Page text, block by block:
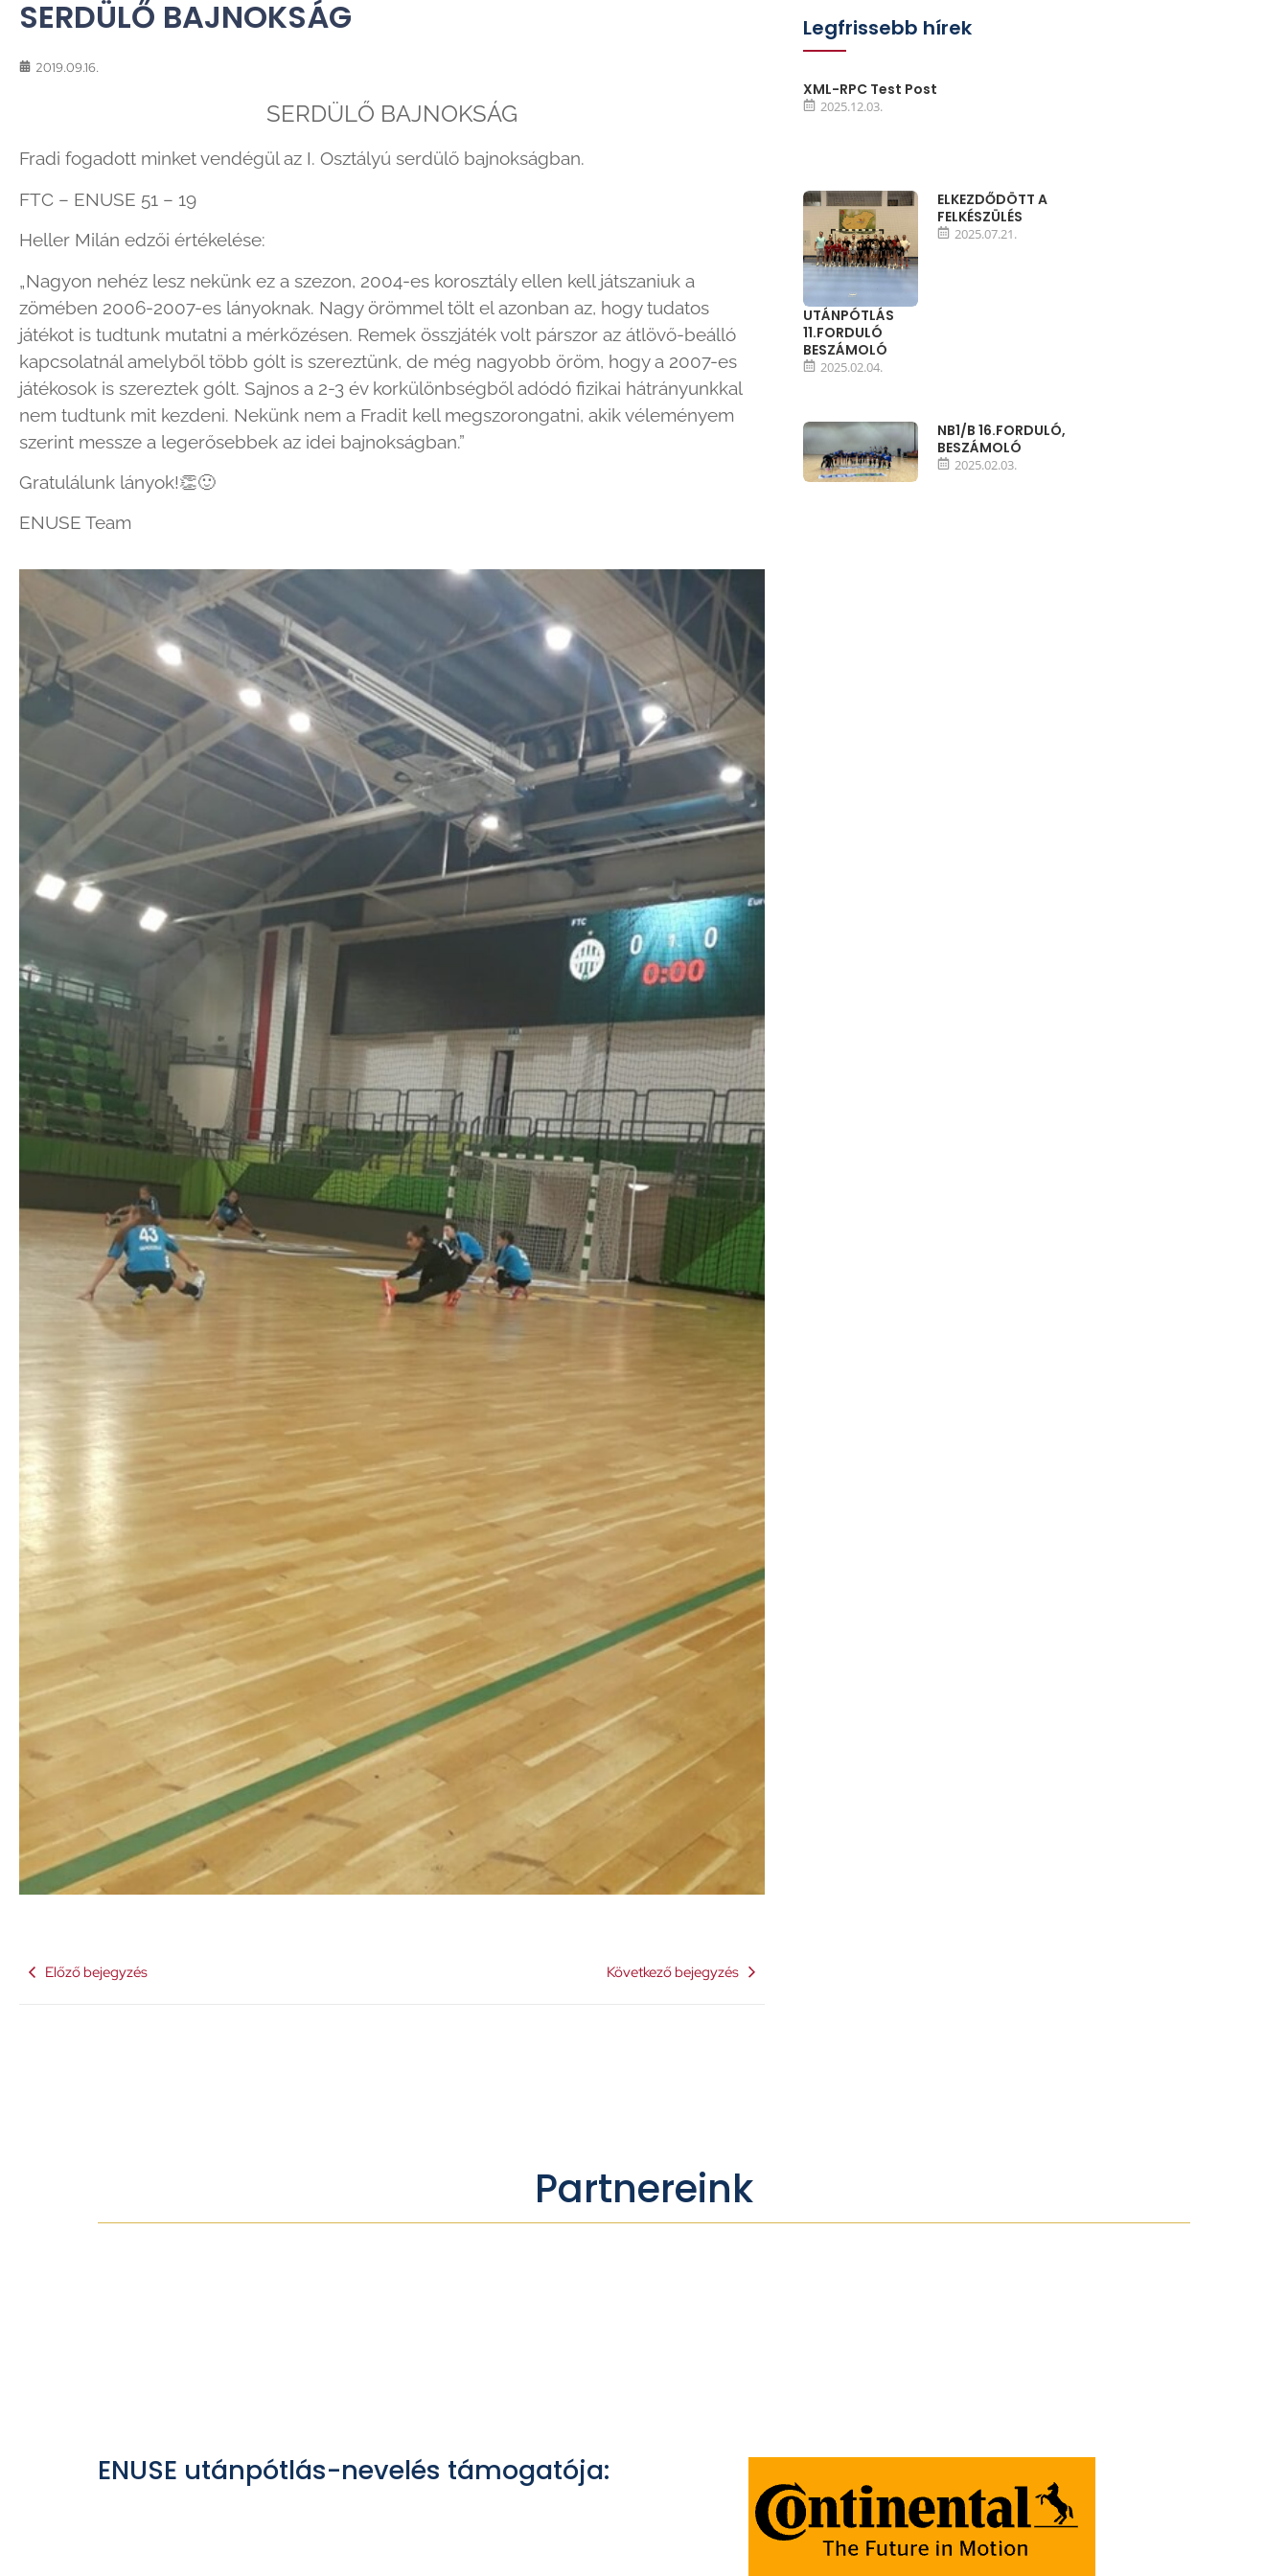
SERDÜLŐ BAJNOKSÁG
2019.09.16.
SERDÜLŐ BAJNOKSÁG
Fradi fogadott minket vendégül az I. Osztályú serdülő bajnokságban.
FTC – ENUSE 51 – 19
Heller Milán edzői értékelése:
„Nagyon nehéz lesz nekünk ez a szezon, 2004-es korosztály ellen kell játszaniuk a
zömében 2006-2007-es lányoknak. Nagy örömmel tölt el azonban az, hogy tudatos
játékot is tudtunk mutatni a mérkőzésen. Remek összjáték volt párszor az átlövő-beálló
kapcsolatnál amelyből több gólt is szereztünk, de még nagyobb öröm, hogy a 2007-es
játékosok is szereztek gólt. Sajnos a 2-3 év korkülönbségből adódó fizikai hátrányunkkal
nem tudtunk mit kezdeni. Nekünk nem a Fradit kell megszorongatni, akik véleményem
szerint messze a legerősebbek az idei bajnokságban.”
Gratulálunk lányok!👏🙂
ENUSE Team
Előző bejegyzés Következő bejegyzés
Legfrissebb hírek
XML-RPC Test Post
2025.12.03.
ELKEZDŐDÖTT A
FELKÉSZÜLÉS
2025.07.21.
UTÁNPÓTLÁS
11.FORDULÓ
BESZÁMOLÓ
2025.02.04.
NB1/B 16.FORDULÓ,
BESZÁMOLÓ
2025.02.03.
Partnereink
ENUSE utánpótlás-nevelés támogatója: